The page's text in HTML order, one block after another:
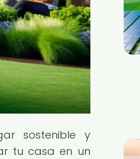
sostenible y
tu casa en un